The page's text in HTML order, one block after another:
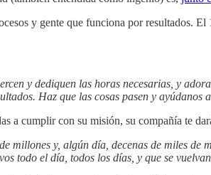
y gente que funciona por resultados.
y dediquen las horas necesarias, y
Haz que las cosas pasen y ayúdanos
a cumplir con su misión, su compañía te
millones y, algún día, decenas de miles
todo el día, todos los días, y que se